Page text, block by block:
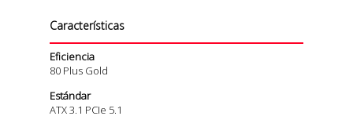
Características
Eficiencia
80 Plus Gold
Estándar
ATX 3.1 PCIe 5.1